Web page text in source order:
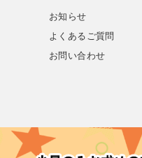
お知らせ
よくあるご質問
お問い合わせ